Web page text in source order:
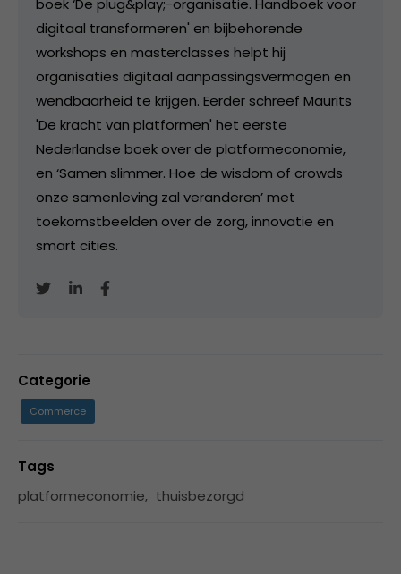
boek ‘De plug&play;-organisatie. Handboek voor
digitaal transformeren' en bijbehorende
workshops en masterclasses helpt hij
organisaties digitaal aanpassingsvermogen en
wendbaarheid te krijgen. Eerder schreef Maurits
'De kracht van platformen' het eerste
Nederlandse boek over de platformeconomie,
en ‘Samen slimmer. Hoe de wisdom of crowds
onze samenleving zal veranderen’ met
toekomstbeelden over de zorg, innovatie en
smart cities.
Categorie
Commerce
Tags
platformeconomie, thuisbezorgd